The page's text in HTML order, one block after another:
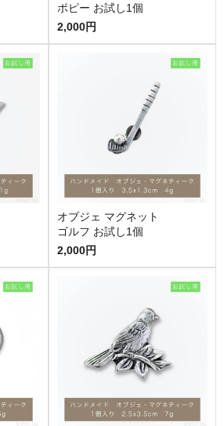
ポピー お試し1個
2,000円
オブジェ マグネット
ゴルフ お試し1個
2,000円